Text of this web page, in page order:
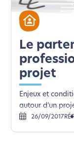
Le
projet
Enjeux et
autour d’un
26/09/2017